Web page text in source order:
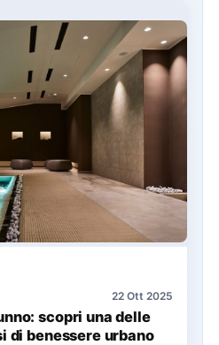
22 Ott 2025
scopri una delle
di benessere urbano